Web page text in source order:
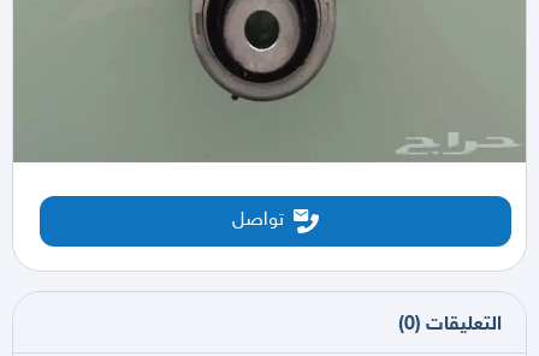
تواصل
التعليقات (
0
)